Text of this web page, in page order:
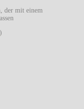
der mit einem
)